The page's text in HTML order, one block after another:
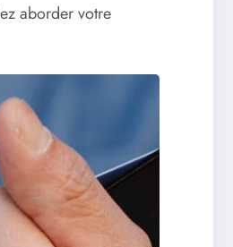
aborder votre